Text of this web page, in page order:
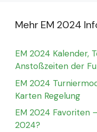
Mehr EM 2024
EM 2024 Kalender,
Anstoßzeiten der
EM 2024
Karten Regelung
EM 2024 Favoriten
2024?